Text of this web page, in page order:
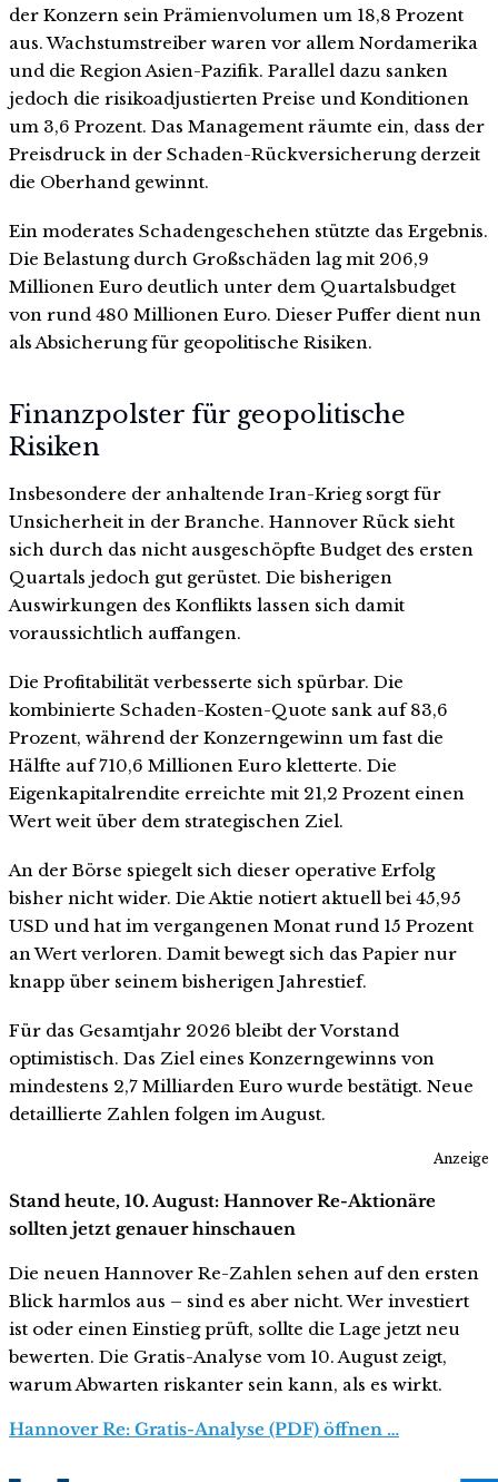
der Konzern sein Prämienvolumen um 18,8 Prozent
aus. Wachstumstreiber waren vor allem Nordamerika
und die Region Asien-Pazifik. Parallel dazu sanken
jedoch die risikoadjustierten Preise und Konditionen
um 3,6 Prozent. Das Management räumte ein, dass der
Preisdruck in der Schaden-Rückversicherung derzeit
die Oberhand gewinnt.
Ein moderates Schadengeschehen stützte das Ergebnis.
Die Belastung durch Großschäden lag mit 206,9
Millionen Euro deutlich unter dem Quartalsbudget
von rund 480 Millionen Euro. Dieser Puffer dient nun
als Absicherung für geopolitische Risiken.
Finanzpolster für geopolitische
Risiken
Insbesondere der anhaltende Iran-Krieg sorgt für
Unsicherheit in der Branche. Hannover Rück sieht
sich durch das nicht ausgeschöpfte Budget des ersten
Quartals jedoch gut gerüstet. Die bisherigen
Auswirkungen des Konflikts lassen sich damit
voraussichtlich auffangen.
Die Profitabilität verbesserte sich spürbar. Die
kombinierte Schaden-Kosten-Quote sank auf 83,6
Prozent, während der Konzerngewinn um fast die
Hälfte auf 710,6 Millionen Euro kletterte. Die
Eigenkapitalrendite erreichte mit 21,2 Prozent einen
Wert weit über dem strategischen Ziel.
An der Börse spiegelt sich dieser operative Erfolg
bisher nicht wider. Die Aktie notiert aktuell bei 45,95
USD und hat im vergangenen Monat rund 15 Prozent
an Wert verloren. Damit bewegt sich das Papier nur
knapp über seinem bisherigen Jahrestief.
Für das Gesamtjahr 2026 bleibt der Vorstand
optimistisch. Das Ziel eines Konzerngewinns von
mindestens 2,7 Milliarden Euro wurde bestätigt. Neue
detaillierte Zahlen folgen im August.
Anzeige
Stand heute, 10. August: Hannover Re-Aktionäre
sollten jetzt genauer hinschauen
Die neuen Hannover Re-Zahlen sehen auf den ersten
Blick harmlos aus – sind es aber nicht. Wer investiert
ist oder einen Einstieg prüft, sollte die Lage jetzt neu
bewerten. Die Gratis-Analyse vom 10. August zeigt,
warum Abwarten riskanter sein kann, als es wirkt.
Hannover Re: Gratis-Analyse (PDF) öffnen …